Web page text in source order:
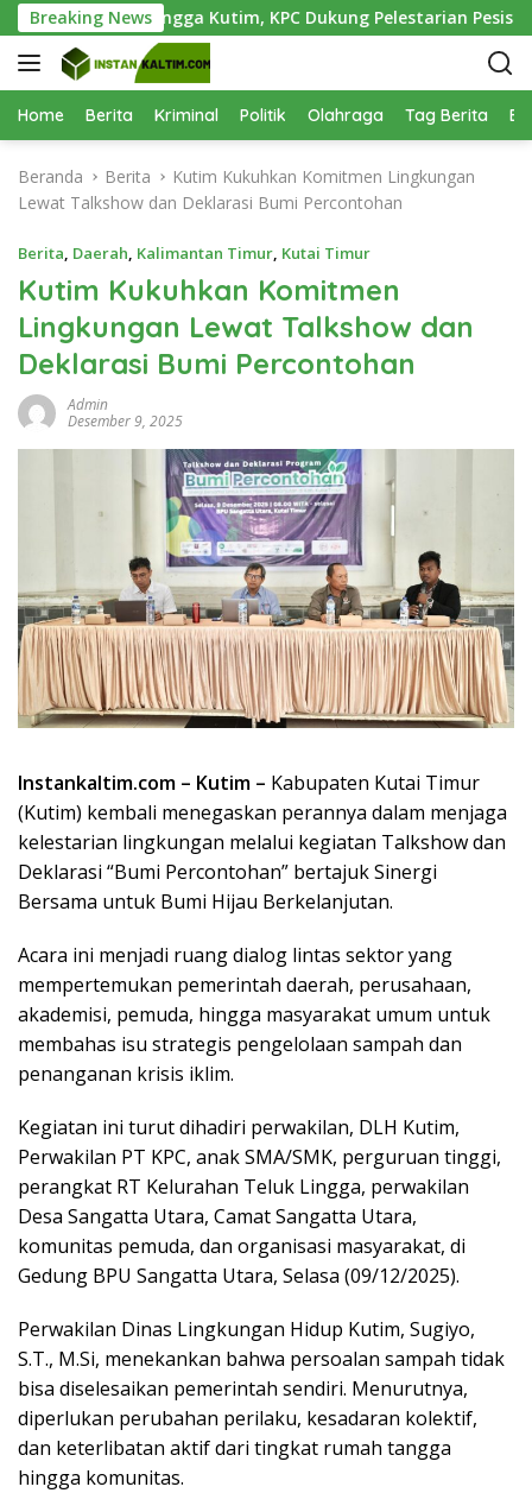
a
g
u
Breaking News
Teluk Lingga Kutim, KPC Dukung Pelestarian Pesisir
Home Berita Kriminal Politik Olahraga Tag Berita
Beranda Berita
Kutim Kukuhkan Komitmen Lingkungan
Lewat Talkshow dan Deklarasi Bumi Percontohan
Berita, Daerah, Kalimantan Timur, Kutai Timur
Kutim Kukuhkan Komitmen
Lingkungan Lewat Talkshow dan
Deklarasi Bumi Percontohan
Admin
Desember 9, 2025
Instankaltim.com – Kutim – Kabupaten Kutai Timur
(Kutim) kembali menegaskan perannya dalam menjaga
kelestarian lingkungan melalui kegiatan Talkshow dan
Deklarasi “Bumi Percontohan” bertajuk Sinergi
Bersama untuk Bumi Hijau Berkelanjutan.
Acara ini menjadi ruang dialog lintas sektor yang
mempertemukan pemerintah daerah, perusahaan,
akademisi, pemuda, hingga masyarakat umum untuk
membahas isu strategis pengelolaan sampah dan
penanganan krisis iklim.
Kegiatan ini turut dihadiri perwakilan, DLH Kutim,
Perwakilan PT KPC, anak SMA/SMK, perguruan tinggi,
perangkat RT Kelurahan Teluk Lingga, perwakilan
Desa Sangatta Utara, Camat Sangatta Utara,
komunitas pemuda, dan organisasi masyarakat, di
Gedung BPU Sangatta Utara, Selasa (09/12/2025).
Perwakilan Dinas Lingkungan Hidup Kutim, Sugiyo,
S.T., M.Si, menekankan bahwa persoalan sampah tidak
bisa diselesaikan pemerintah sendiri. Menurutnya,
diperlukan perubahan perilaku, kesadaran kolektif,
dan keterlibatan aktif dari tingkat rumah tangga
hingga komunitas.